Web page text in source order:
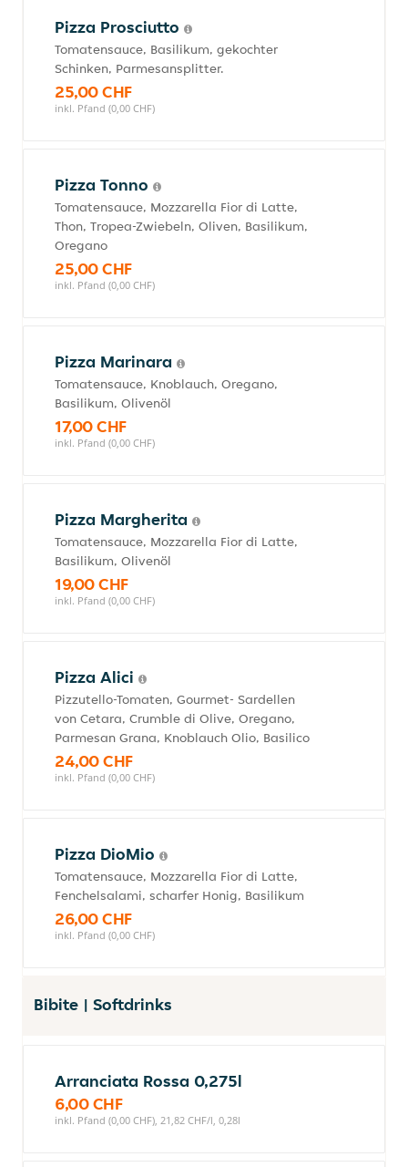
Pizza Prosciutto
Tomatensauce, Basilikum, gekochter
Schinken, Parmesansplitter.
25,00 CHF
inkl. Pfand (0,00 CHF)
Pizza Tonno
Tomatensauce, Mozzarella Fior di Latte,
Thon, Tropea-Zwiebeln, Oliven, Basilikum,
Oregano
25,00 CHF
inkl. Pfand (0,00 CHF)
Pizza Marinara
Tomatensauce, Knoblauch, Oregano,
Basilikum, Olivenöl
17,00 CHF
inkl. Pfand (0,00 CHF)
Pizza Margherita
Tomatensauce, Mozzarella Fior di Latte,
Basilikum, Olivenöl
19,00 CHF
inkl. Pfand (0,00 CHF)
Pizza Alici
Pizzutello-Tomaten, Gourmet- Sardellen
von Cetara, Crumble di Olive, Oregano,
Parmesan Grana, Knoblauch Olio, Basilico
24,00 CHF
inkl. Pfand (0,00 CHF)
Pizza DioMio
Tomatensauce, Mozzarella Fior di Latte,
Fenchelsalami, scharfer Honig, Basilikum
26,00 CHF
inkl. Pfand (0,00 CHF)
Bibite | Softdrinks
Arranciata Rossa 0,275l
6,00 CHF
inkl. Pfand (0,00 CHF), 21,82 CHF/l, 0,28l